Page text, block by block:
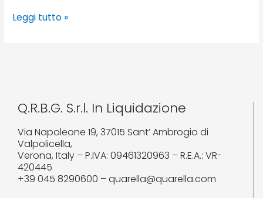
Leggi tutto »
Q.R.B.G. S.r.l. In Liquidazione
Via Napoleone 19, 37015 Sant’ Ambrogio di
Valpolicella,
Verona, Italy – P.IVA: 09461320963 – R.E.A.: VR-
420445
+39 045 8290600 – quarella@quarella.com